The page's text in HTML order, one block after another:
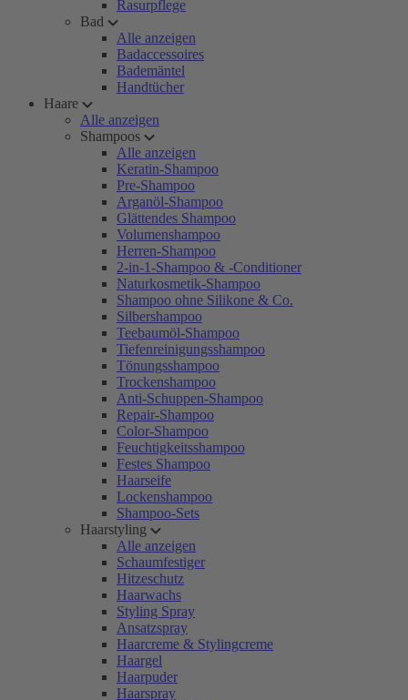
Rasurpflege
Bad
Alle anzeigen
Badaccessoires
Bademäntel
Handtücher
Haare
Alle anzeigen
Shampoos
Alle anzeigen
Keratin-Shampoo
Pre-Shampoo
Arganöl-Shampoo
Glättendes Shampoo
Volumenshampoo
Herren-Shampoo
2-in-1-Shampoo & -Conditioner
Naturkosmetik-Shampoo
Shampoo ohne Silikone & Co.
Silbershampoo
Teebaumöl-Shampoo
Tiefenreinigungsshampoo
Tönungsshampoo
Trockenshampoo
Anti-Schuppen-Shampoo
Repair-Shampoo
Color-Shampoo
Feuchtigkeitsshampoo
Festes Shampoo
Haarseife
Lockenshampoo
Shampoo-Sets
Haarstyling
Alle anzeigen
Schaumfestiger
Hitzeschutz
Haarwachs
Styling Spray
Ansatzspray
Haarcreme & Stylingcreme
Haargel
Haarpuder
Haarspray